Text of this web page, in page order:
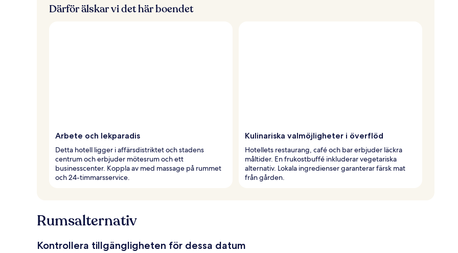
Därför älskar vi det här boendet
Arbete och lekparadis
Detta hotell ligger i affärsdistriktet och stadens
centrum och erbjuder mötesrum och ett
businesscenter. Koppla av med massage på rummet
och 24-timmarsservice.
Kulinariska valmöjligheter i överflöd
Hotellets restaurang, café och bar erbjuder läckra
måltider. En frukostbuffé inkluderar vegetariska
alternativ. Lokala ingredienser garanterar färsk mat
från gården.
Rumsalternativ
Kontrollera tillgängligheten för dessa datum